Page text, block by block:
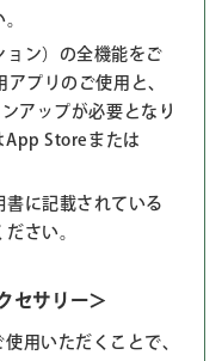
ョン）の全機能をご
プリのご使用と、
アップが必要となり
App Storeまたは
に記載されている
さい。
セサリー＞
用いただくことで、